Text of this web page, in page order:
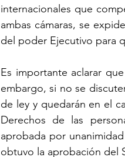
internacionales que
ambas cámaras, se
del poder Ejecutivo para
Es importante aclarar
embargo, si no se
de ley y quedarán en el
Derechos de las
aprobada por
obtuvo la aprobación del